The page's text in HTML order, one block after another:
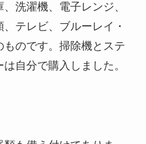
洗濯機、電子レンジ、
テレビ、ブルーレイ・
のです。掃除機とステ
自分で購入しました。